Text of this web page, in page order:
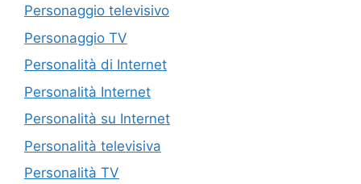
Personaggio televisivo
Personaggio TV
Personalità di Internet
Personalità Internet
Personalità su Internet
Personalità televisiva
Personalità TV